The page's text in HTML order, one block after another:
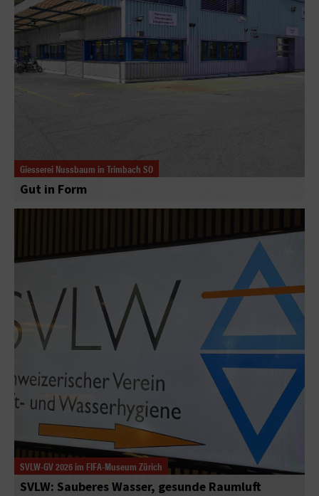
Giesserei Nussbaum in Trimbach SO
Gut in Form
SVLW-GV 2026 im FIFA-Museum Zürich
SVLW: Sauberes Wasser, gesunde Raumluft